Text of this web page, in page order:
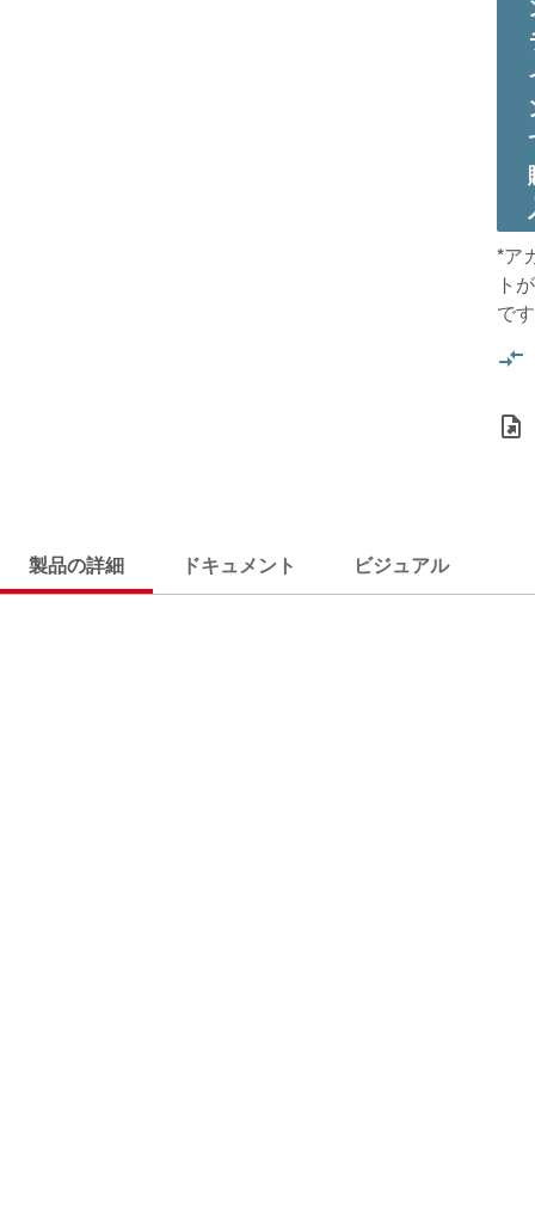
*ア
ト
です
製品の詳細 ドキュメント ビジュアル